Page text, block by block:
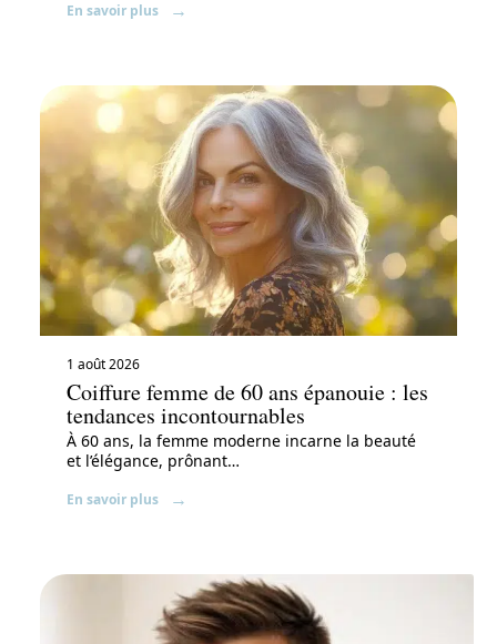
En savoir plus
1 août 2026
Coiffure femme de 60 ans épanouie : les
tendances incontournables
À 60 ans, la femme moderne incarne la beauté
et l’élégance, prônant…
En savoir plus